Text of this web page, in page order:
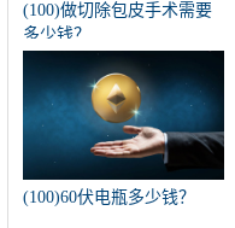
(100)做切除包皮手术需要
多少钱？
(100)60伏电瓶多少钱？